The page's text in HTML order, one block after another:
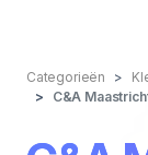
Categorieën
C&A